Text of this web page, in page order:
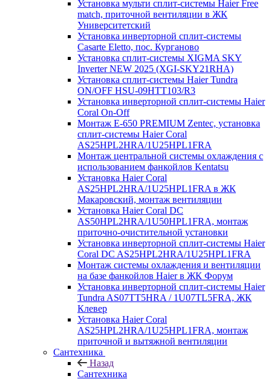
Установка мульти сплит-системы Haier Free
match, приточной вентиляции в ЖК
Университетский
Установка инверторной сплит-системы
Casarte Eletto, пос. Курганово
Установка сплит-системы XIGMA SKY
Inverter NEW 2025 (XGI-SKY21RHA)
Установка сплит-системы Haier Tundra
ON/OFF HSU-09HTT103/R3
Установка инверторной сплит-системы Haier
Coral On-Off
Монтаж E-650 PREMIUM Zentec, установка
сплит-системы Haier Coral
AS25HPL2HRA/1U25HPL1FRA
Монтаж центральной системы охлаждения с
использованием фанкойлов Kentatsu
Установка Haier Coral
AS25HPL2HRA/1U25HPL1FRA в ЖК
Макаровский, монтаж вентиляции
Установка Haier Coral DC
AS50HPL2HRA/1U50HPL1FRA, монтаж
приточно-очистительной установки
Установка инверторной сплит-системы Haier
Coral DC AS25HPL2HRA/1U25HPL1FRA
Монтаж системы охлаждения и вентиляции
на базе фанкойлов Haier в ЖК Форум
Установка инверторной сплит-системы Haier
Tundra AS07TT5HRA / 1U07TL5FRA, ЖК
Клевер
Установка Haier Coral
AS25HPL2HRA/1U25HPL1FRA, монтаж
приточной и вытяжной вентиляции
Сантехника
Назад
Сантехника